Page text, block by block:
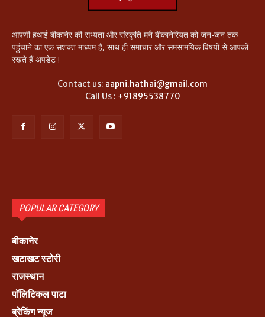
आपणी हथाई बीकानेर की सभ्यता और संस्कृति मनै बीकानेरियत को जन-जन तक
पहुंचाने का एक सशक्त माध्यम है, साथ ही समाचार और समसामयिक विषयों से आपकों
रखते हैं अपडेट !
Contact us: aapni.hathai@gmail.com
Call Us : +91895538770
POPULAR CATEGORY
बीकानेर
खटाखट स्टोरी
राजस्थान
पॉलिटिकल पाटा
ब्रेकिंग न्यूज